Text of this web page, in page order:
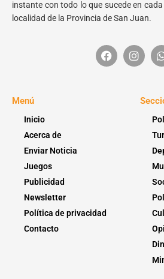
instante con todo lo que sucede en
localidad de la Provincia de San Juan.
Menú
Inicio
Acerca de
Enviar Noticia
Juegos
Publicidad
Newsletter
Política de privacidad
Contacto